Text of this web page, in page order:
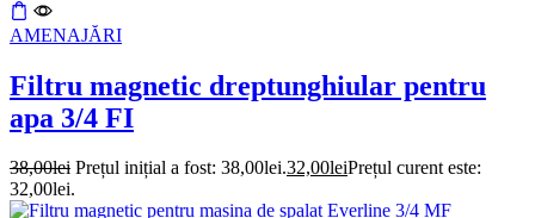
AMENAJĂRI
Filtru magnetic dreptunghiular pentru
apa 3/4 FI
38,00lei Prețul inițial a fost: 38,00lei.32,00leiPrețul curent este:
32,00lei.